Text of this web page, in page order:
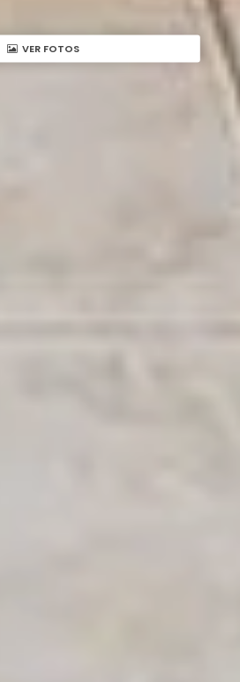
VER FOTOS